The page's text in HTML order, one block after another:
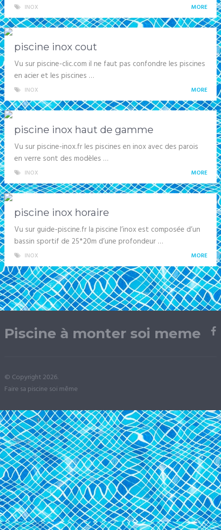
INOX MORE
piscine inox cout
Vu sur piscine-clic.com il ne faut pas confondre les piscines
en acier et les piscines …
INOX MORE
piscine inox haut de gamme
Vu sur piscine-inox.fr les piscines en inox avec des parois
en verre sont des modèles …
INOX MORE
piscine inox horaire
Vu sur guide-piscine.fr la piscine l’inox est composée d’un
bassin sportif de 25*20m d’une profondeur …
INOX MORE
Piscine à monter soi meme
© Copyright 2026.
Faire sa piscine soi même